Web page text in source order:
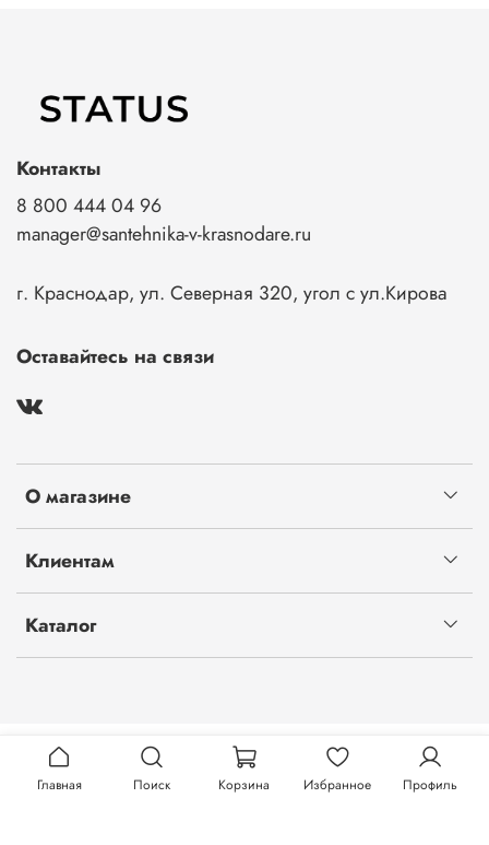
О магазине
Клиентам
Каталог
Контакты
8 800 444 04 96
manager@santehnika-v-krasnodare.ru
г. Краснодар, ул. Северная 320, угол с ул.Кирова
Оставайтесь на связи
Главная Поиск Корзина Избранное Профиль